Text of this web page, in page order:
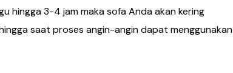
hingga 3-4 jam maka sofa Anda akan kering
saat proses angin-angin dapat menggunakan